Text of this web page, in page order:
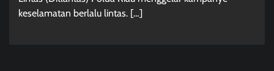
keselamatan berlalu lintas. […]